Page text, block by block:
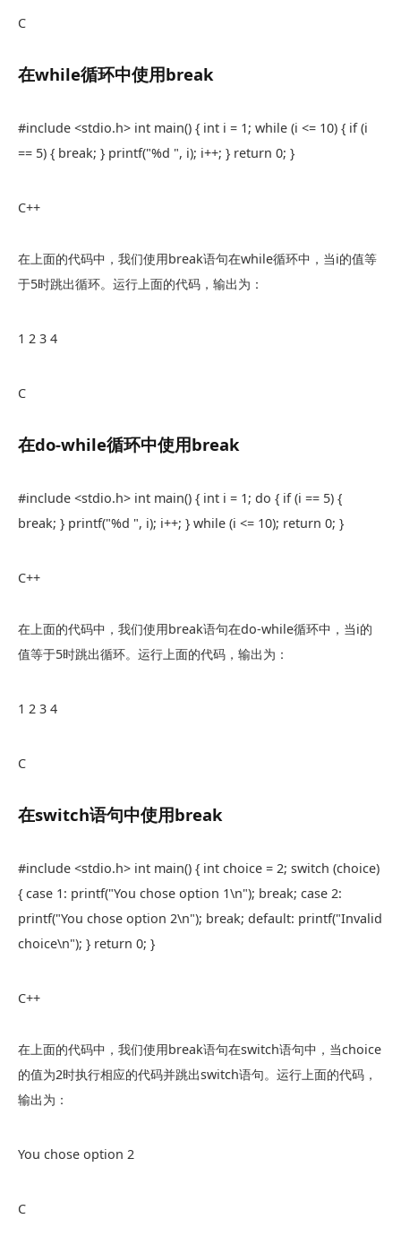
C
在while循环中使用break
#include <stdio.h> int main() { int i = 1; while (i <= 10) { if (i
== 5) { break; } printf("%d ", i); i++; } return 0; }
C++
在上面的代码中，我们使用break语句在while循环中，当i的值等
于5时跳出循环。运行上面的代码，输出为：
1 2 3 4
C
在do-while循环中使用break
#include <stdio.h> int main() { int i = 1; do { if (i == 5) {
break; } printf("%d ", i); i++; } while (i <= 10); return 0; }
C++
在上面的代码中，我们使用break语句在do-while循环中，当i的
值等于5时跳出循环。运行上面的代码，输出为：
1 2 3 4
C
在switch语句中使用break
#include <stdio.h> int main() { int choice = 2; switch (choice)
{ case 1: printf("You chose option 1\n"); break; case 2:
printf("You chose option 2\n"); break; default: printf("Invalid
choice\n"); } return 0; }
C++
在上面的代码中，我们使用break语句在switch语句中，当choice
的值为2时执行相应的代码并跳出switch语句。运行上面的代码，
输出为：
You chose option 2
C